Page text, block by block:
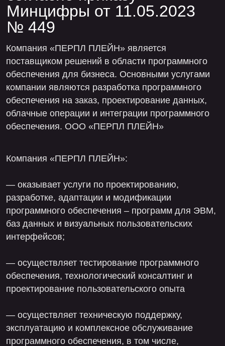
мобильная разработка, от 2 млн.руб
переносим нативные приложения на кросс-
платформу, а также проводим тех. аудит
облачные операции и интеграции программного
обеспечения. ООО «ПЕРПЛ ПЛЕЙН»
— оказывает услуги по проектированию,
разработке, адаптации и модификации
программного обеспечения – программ для ЭВМ,
баз данных и визуальных пользовательских
интерфейсов;
— осуществляет тестирование программного
проектирование пользовательского опыта
эксплуатацию и комплексное обслуживание
программного обеспечения, в том числе,
оказывает услуги по обучению и адаптации
пользователей